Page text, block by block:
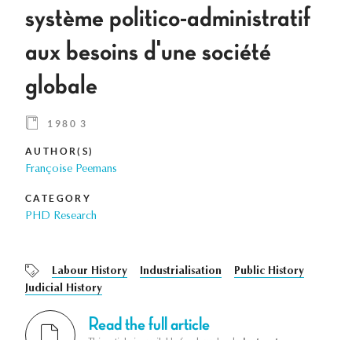
système politico-administratif
aux besoins d'une société
globale
1980 3
AUTHOR(S)
Françoise Peemans
CATEGORY
PHD Research
Labour History Industrialisation
Public History
Judicial History
Read the full article